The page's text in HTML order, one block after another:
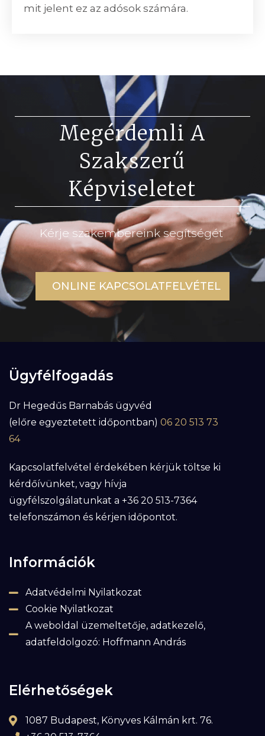
mit jelent ez az adósok számára.
Megérdemli A
Szakszerű
Képviseletet
Kérje szakembereink segítségét
ONLINE KAPCSOLATFELVÉTEL
Ügyfélfogadás
Dr Hegedűs Barnabás ügyvéd
(előre egyeztetett időpontban) 06 20 513 73
64
Kapcsolatfelvétel érdekében kérjük töltse ki
kérdőívünket, vagy hívja
ügyfélszolgálatunkat a +36 20 513-7364
telefonszámon és kérjen időpontot.
Információk
Adatvédelmi Nyilatkozat
Cookie Nyilatkozat
A weboldal üzemeltetője, adatkezelő,
adatfeldolgozó: Hoffmann András
Elérhetőségek
1087 Budapest, Könyves Kálmán krt. 76.